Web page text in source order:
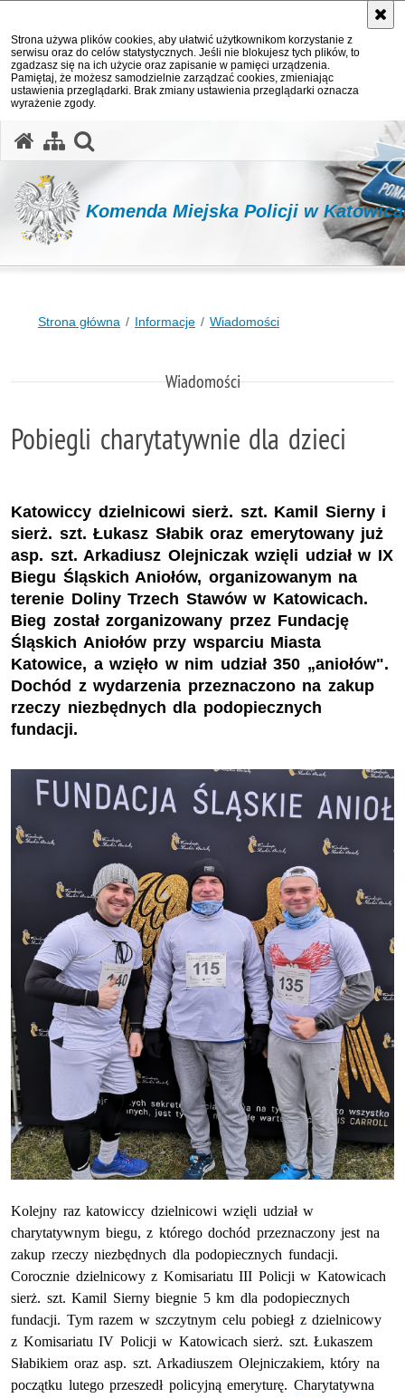
Strona używa plików cookies, aby ułatwić użytkownikom korzystanie z
serwisu oraz do celów statystycznych. Jeśli nie blokujesz tych plików, to
zgadzasz się na ich użycie oraz zapisanie w pamięci urządzenia.
Pamiętaj, że możesz samodzielnie zarządzać cookies, zmieniając
ustawienia przeglądarki. Brak zmiany ustawienia przeglądarki oznacza
wyrażenie zgody.
Komenda Miejska Policji w
Strona główna Informacje Wiadomości
Wiadomości
Pobiegli charytatywnie dla dzieci
Katowiccy dzielnicowi sierż. szt. Kamil Sierny i
sierż. szt. Łukasz Słabik oraz emerytowany już
asp. szt. Arkadiusz Olejniczak wzięli udział w IX
Biegu Śląskich Aniołów, organizowanym na
terenie Doliny Trzech Stawów w Katowicach.
Bieg został zorganizowany przez Fundację
Śląskich Aniołów przy wsparciu Miasta
Katowice, a wzięło w nim udział 350 „aniołów".
Dochód z wydarzenia przeznaczono na zakup
rzeczy niezbędnych dla podopiecznych
fundacji.
Kolejny raz katowiccy dzielnicowi wzięli udział w
charytatywnym biegu, z którego dochód przeznaczony jest na
zakup rzeczy niezbędnych dla podopiecznych fundacji.
Corocznie dzielnicowy z Komisariatu III Policji w Katowicach
sierż. szt. Kamil Sierny biegnie 5 km dla podopiecznych
fundacji. Tym razem w szczytnym celu pobiegł z dzielnicowy
z Komisariatu IV Policji w Katowicachsierż. szt. Łukaszem
Słabikiem orazasp. szt. Arkadiuszem Olejniczakiem, który na
początku lutego przeszedł policyjną emeryturę. Charytatywna